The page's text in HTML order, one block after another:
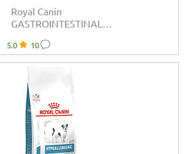
Royal Canin
GASTROINTESTINAL
диетический для
взрослых собак при
пищеварения
5.0 10